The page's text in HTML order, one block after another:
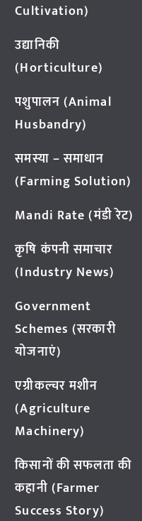
Cultivation)
उद्यानिकी
(Horticulture)
पशुपालन (Animal
Husbandry)
समस्या – समाधान
(Farming Solution)
Mandi Rate (मंडी रेट)
कृषि कंपनी समाचार
(Industry News)
Government
Schemes (सरकारी
योजनाएं)
एग्रीकल्चर मशीन
(Agriculture
Machinery)
किसानों की सफलता की
कहानी (Farmer
Success Story)